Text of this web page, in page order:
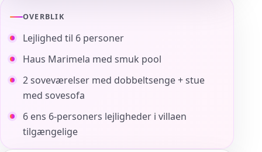
OVERBLIK
Lejlighed til 6 personer
Haus Marimela med smuk pool
2 soveværelser med dobbeltsenge + stue
med sovesofa
6 ens 6-personers lejligheder i villaen
tilgængelige